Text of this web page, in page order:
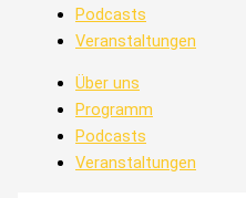
Podcasts
Veranstaltungen
Über uns
Programm
Podcasts
Veranstaltungen